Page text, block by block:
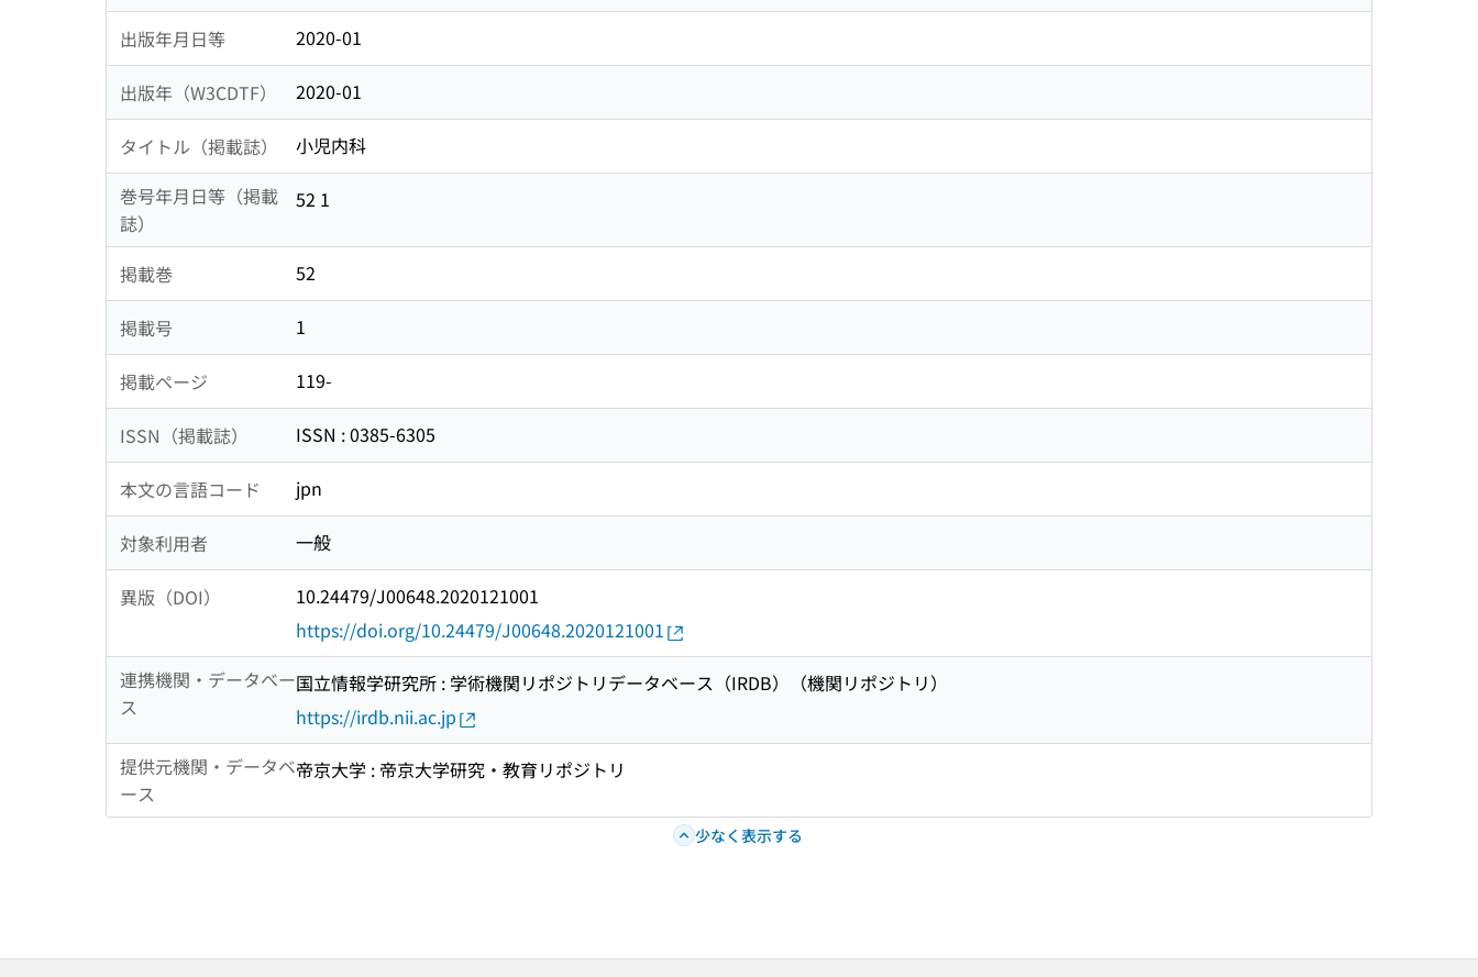
出版年月日等 2020-01
出版年（W3CDTF） 2020-01
タイトル（掲載誌）
小児内科
巻号年月日等（掲載
誌）
52 1
掲載巻 52
掲載号 1
掲載ページ 119-
ISSN（掲載誌） ISSN : 0385-6305
本文の言語コード jpn
対象利用者 一般
異版（DOI）
10.24479/J00648.2020121001
https://doi.org/10.24479/J00648.2020121001
連携機関・データベー
ス
国立情報学研究所 : 学術機関リポジトリデータベース（IRDB）（機関リポジトリ）
https://irdb.nii.ac.jp
提供元機関・データベ
ース
帝京大学 : 帝京大学研究・教育リポジトリ
少なく表示する